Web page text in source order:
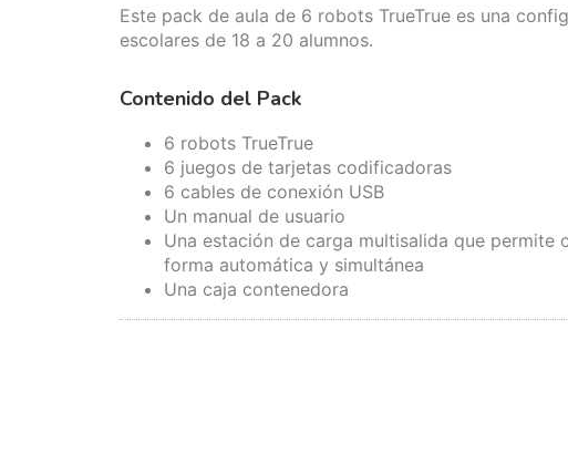
Este pack de aula de 6 robots TrueTrue es una
escolares de 18 a 20 alumnos.
Contenido del Pack
6 robots TrueTrue
6 juegos de tarjetas codificadoras
6 cables de conexión USB
Un manual de usuario
Una estación de carga multisalida que
forma automática y simultánea
Una caja contenedora